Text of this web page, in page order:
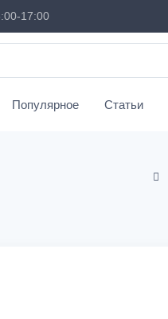
17:00
Популярное Статьи